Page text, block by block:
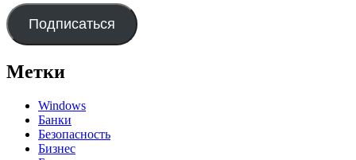
адрес
Подписаться
Метки
Windows
Банки
Безопасность
Бизнес